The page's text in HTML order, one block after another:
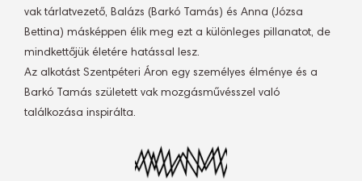
vak tárlatvezető, Balázs (Barkó Tamás) és Anna (Józsa
Bettina) másképpen élik meg ezt a különleges pillanatot, de
mindkettőjük életére hatással lesz.
Az alkotást Szentpéteri Áron egy személyes élménye és a
Barkó Tamás született vak mozgásművésszel való
találkozása inspirálta.